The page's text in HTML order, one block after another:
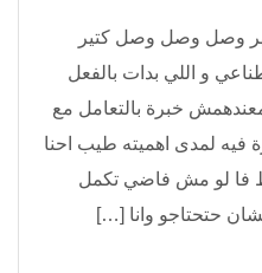
وصل وصل وصل كتير
و اللي بدات بالفعل
خبرة بالتعامل مع
فيه لمدى اهميته طيب احنا
ده حنتكلم في ٣ نقط فا لو مش فاضي تكمل
حتحتاجو وانا […]